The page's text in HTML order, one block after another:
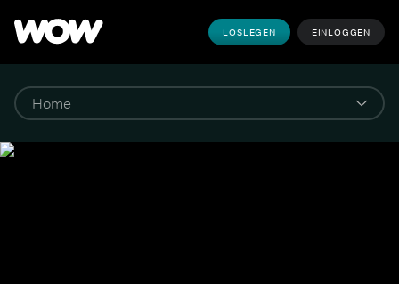
LOSLEGEN EINLOGGEN